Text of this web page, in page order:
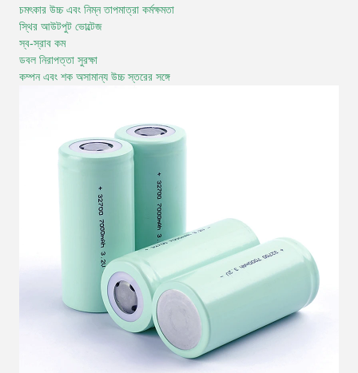
চমৎকার উচ্চ এবং নিম্ন তাপমাত্রা কর্মক্ষমতা
স্থির আউটপুট ভোল্টেজ
স্ব-স্রাব কম
ডবল নিরাপত্তা সুরক্ষা
কম্পন এবং শক অসামান্য উচ্চ স্তরের সঙ্গে